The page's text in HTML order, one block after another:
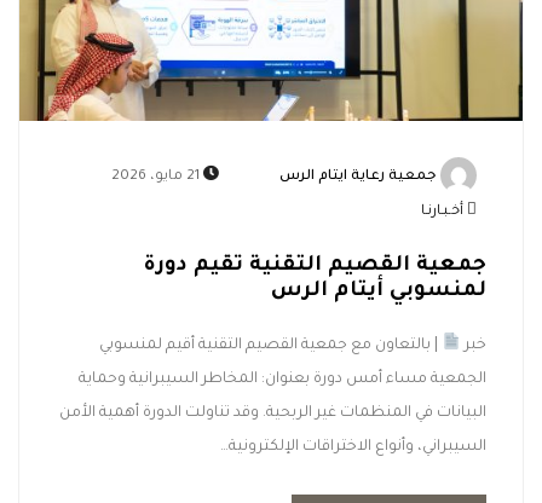
جمعية رعاية ايتام الرس
أخـبـارنـا
جمعية القصيم التقنية تقيم دورة
لمنسوبي أيتام الرس
خبر
| بالتعاون مع جمعية القصيم التقنية أقيم لمنسوبي
الجمعية مساء أمس دورة بعنوان: المخاطر السيبرانية وحماية
البيانات في المنظمات غير الربحية. وقد تناولت الدورة أهمية الأمن
السيبراني، وأنواع الاختراقات الإلكترونية…